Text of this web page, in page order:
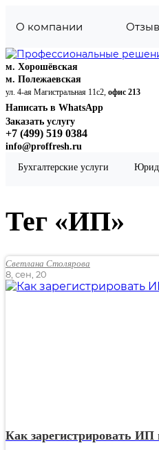
О компании
м. Хорошёвская
м. Полежаевская
ул. 4-ая Магистральная 11с2, офис 213
Написать в WhatsApp
Заказать услугу
+7 (499) 519 0384
info@proffresh.ru
Бухгалтерские услуги
Налоговый вычет по
Налоговый вычет за
Возврат подоходного
Налоговая оптимизация
Начисление и контроль
Формирование и сдача
Тег «ИП»
Светлана Столярова
8, сен, 20
Как зарегистрировать ИП